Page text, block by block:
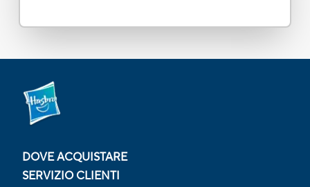
DOVE ACQUISTARE
SERVIZIO CLIENTI